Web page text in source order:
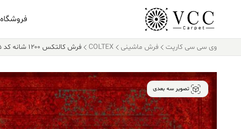
فروشگاه
وی سی سی کارپت فرش ماشینی COLTEX فرش کالتکس ۱۲۰۰ شانه کد B 10145
تصویر سه بعدی